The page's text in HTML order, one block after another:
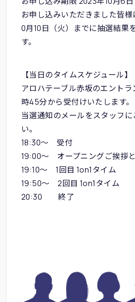
お申し込みいただきました皆
0月10日（火）までに抽選結果
す。
【当日のタイムスケジュール】
アロハテーブル赤坂のエントラ
時45分から受付けいたします。
当選通知のメールをスタッフ
い。
18:30〜 受付
19:00〜 オープニングご挨拶
19:10〜 1回目 1on1タイム
19:50〜 2回目 1on1タイム
20:30 終了